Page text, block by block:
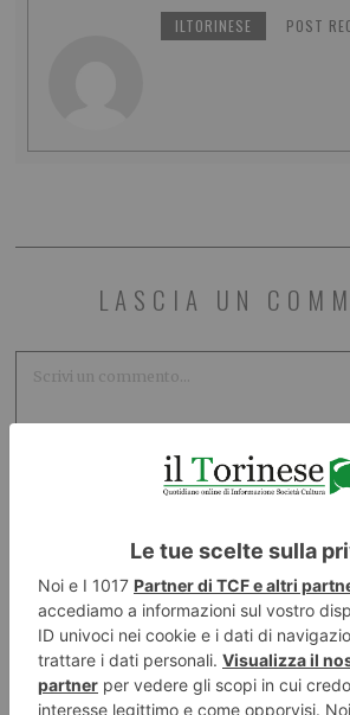
ILTORINESE POST
LASCIA UN